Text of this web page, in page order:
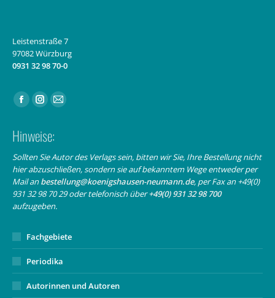
Leistenstraße 7
97082 Würzburg
0931 32 98 70-0
Finden Sie uns auf:
Facebook
opens
in
new
window
Instagram
opens
in
new
window
E-
opens
in
new
Hinweise:
Sollten Sie Autor des Verlags sein, bitten wir Sie, Ihre Bestellung nicht
hier abzuschließen, sondern sie auf bekanntem Wege entweder per
Mail anbestellung@koenigshausen-neumann.de, per Fax an +49(0)
931 32 98 70 29 oder telefonisch über+49(0) 931 32 98 700
aufzugeben.
Fachgebiete
Periodika
Autorinnen und Autoren